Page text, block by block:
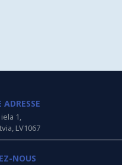
ADRESSE
1,
LV1067
NOUS